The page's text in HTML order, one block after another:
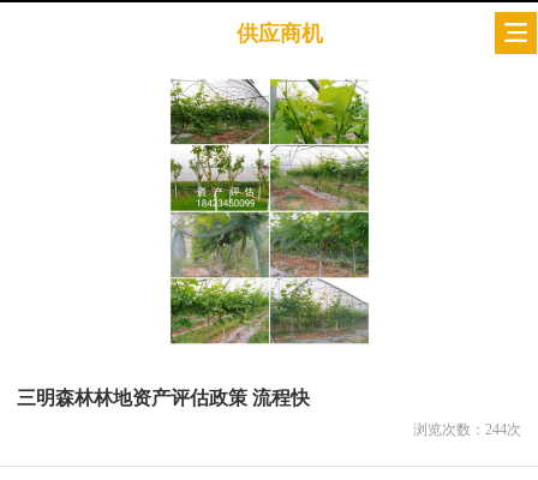
供应商机
三明森林林地资产评估政策 流程快
浏览次数： 244次